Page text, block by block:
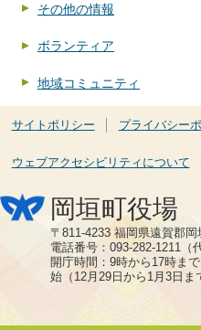
その他の情報
ボランティア
地域コミュニティ
サイトポリシー プライバシー
ウェブアクセシビリティについて
岡垣町役場
〒811-4233 福岡県遠賀郡
電話番号：093-282-1211（
開庁時間：9時から17時ま
始（12月29日から1月3日ま